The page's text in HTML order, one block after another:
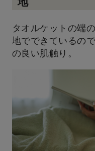
タオルケットの端
地でできているの
の良い肌触り。